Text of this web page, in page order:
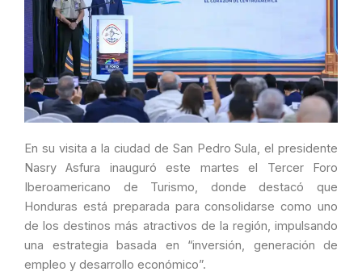
En su visita a la ciudad de San Pedro Sula, el presidente
Nasry Asfura inauguró este martes el Tercer Foro
Iberoamericano de Turismo, donde destacó que
Honduras está preparada para consolidarse como uno
de los destinos más atractivos de la región, impulsando
una estrategia basada en “inversión, generación de
empleo y desarrollo económico”.